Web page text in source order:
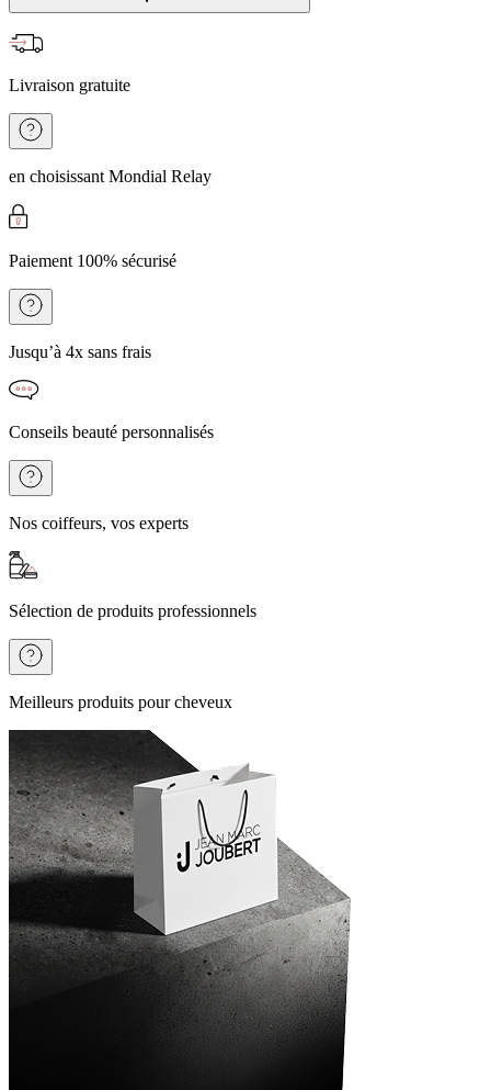
Livraison gratuite
en choisissant Mondial Relay
Paiement 100% sécurisé
Jusqu’à 4x sans frais
Conseils beauté personnalisés
Nos coiffeurs, vos experts
Sélection de produits professionnels
Meilleurs produits pour cheveux